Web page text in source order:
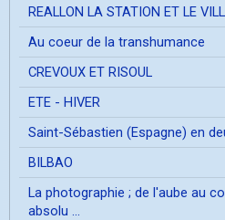
REALLON LA STATION ET LE
Au coeur de la transhumance
CREVOUX ET RISOUL
ETE - HIVER
Saint-Sébastien (Espagne) en
BILBAO
La photographie ; de l'aube au
absolu ...